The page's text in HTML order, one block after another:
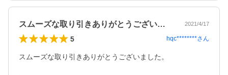
スムーズな取り引きありがとうございまし… 2021/4/17
5 hqc********さん
スムーズな取り引きありがとうございました。